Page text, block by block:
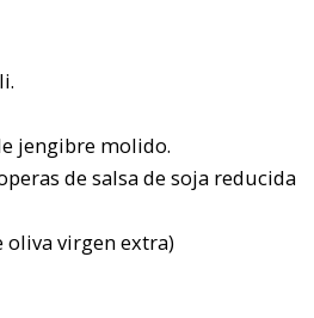
jengibre molido.
de salsa de soja reducida
oliva virgen extra)